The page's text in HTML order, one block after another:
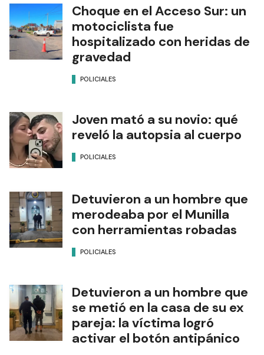
Choque en el Acceso Sur: un
motociclista fue
hospitalizado con heridas de
gravedad
POLICIALES
Joven mató a su novio: qué
reveló la autopsia al cuerpo
POLICIALES
Detuvieron a un hombre que
merodeaba por el Munilla
con herramientas robadas
POLICIALES
Detuvieron a un hombre que
se metió en la casa de su ex
pareja: la víctima logró
activar el botón antipánico